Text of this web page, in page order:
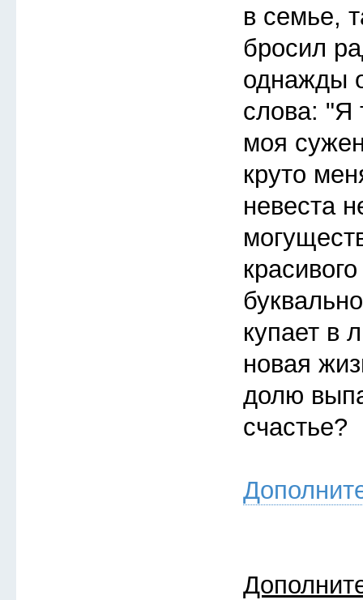
в семье,
бросил
однажды
слова: "Я
моя
круто
невеста
купает в
новая
долю
счастье?